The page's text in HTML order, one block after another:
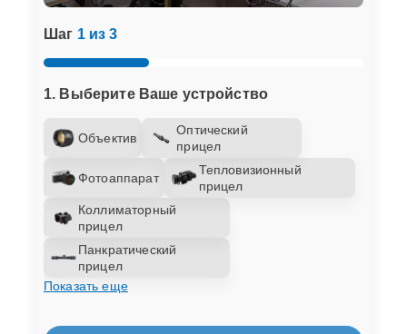
Шаг 1 из 3
1. Выберите Ваше устройство
Объектив
Оптический
прицел
Фотоаппарат
Тепловизионный
прицел
Коллиматорный
прицел
Панкратический
прицел
Показать еще